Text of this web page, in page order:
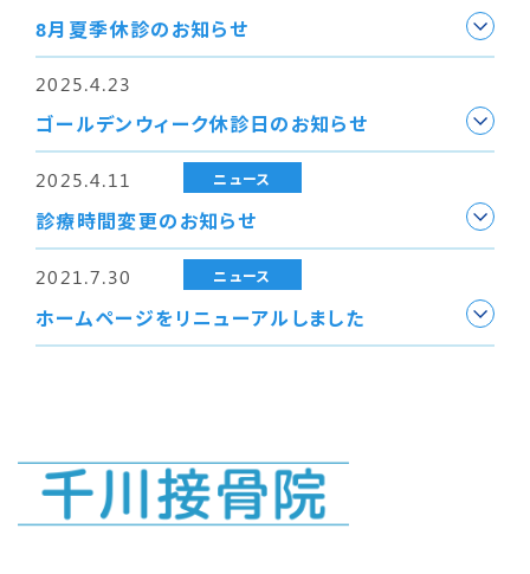
8月夏季休診のお知らせ
2025.4.23
ゴールデンウィーク休診日のお知らせ
2025.4.11 ニュース
診療時間変更のお知らせ
2021.7.30 ニュース
ホームページをリニューアルしました